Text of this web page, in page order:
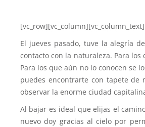
[vc_row][vc_column][vc_column_text]
El jueves pasado, tuve la alegría
contacto con la naturaleza. Para
Para los que aún no lo conocen se
puedes encontrarte con tapete
observar la enorme ciudad
Al bajar es ideal que elijas el
nuevo doy gracias al cielo por